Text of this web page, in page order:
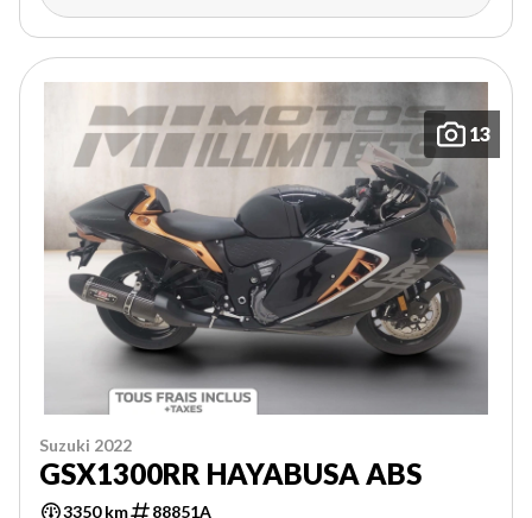
13
Suzuki 2022
GSX1300RR HAYABUSA ABS
3350 km 88851A